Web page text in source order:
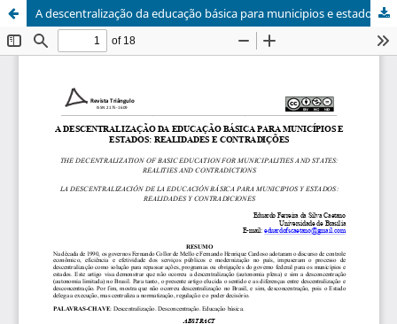
A descentralização da educação básica para municipios e estados: realidades e contradições